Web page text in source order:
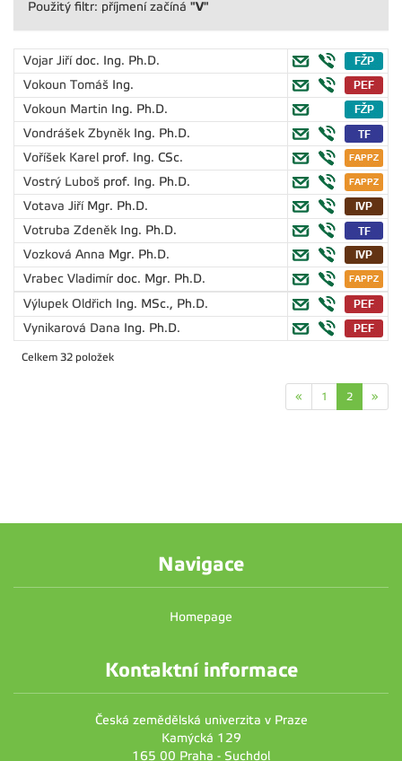
Použitý filtr: příjmení začíná "V"
Vojar Jiří doc. Ing. Ph.D.
Vokoun Tomáš Ing.
Vokoun Martin Ing. Ph.D.
Vondrášek Zbyněk Ing. Ph.D.
Voříšek Karel prof. Ing. CSc.
Vostrý Luboš prof. Ing. Ph.D.
Votava Jiří Mgr. Ph.D.
Votruba Zdeněk Ing. Ph.D.
Vozková Anna Mgr. Ph.D.
Vrabec Vladimír doc. Mgr. Ph.D.
Výlupek Oldřich Ing. MSc., Ph.D.
Vynikarová Dana Ing. Ph.D.
Celkem 32 položek
« 1 2 »
Navigace
Homepage
Kontaktní informace
Česká zemědělská univerzita v Praze
Kamýcká 129
165 00 Praha - Suchdol